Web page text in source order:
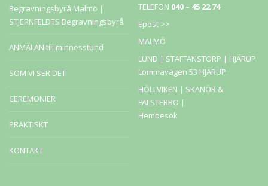
Begravningsbyrå Malmö |
STJERNFELDTS Begravningsbyrå
ANMÄLAN till minnesstund
SOM VI SER DET
CEREMONIER
PRAKTISKT
KONTAKT
TELEFON 040 – 45 22 74
Epost >>
MALMÖ
LUND | STAFFANSTORP | HJÄRUP
Lommavägen 53 HJÄRUP
HÖLLVIKEN | SKANÖR &
FALSTERBO |
Hembesök